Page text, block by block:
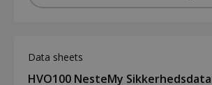
Data sheets
HVO100 NesteMy